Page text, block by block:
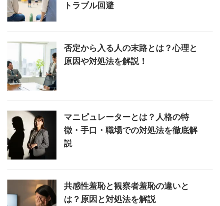
トラブル回避
否定から入る人の末路とは？心理と
原因や対処法を解説！
マニピュレーターとは？人格の特
徴・手口・職場での対処法を徹底解
説
共感性羞恥と観察者羞恥の違いと
は？原因と対処法を解説